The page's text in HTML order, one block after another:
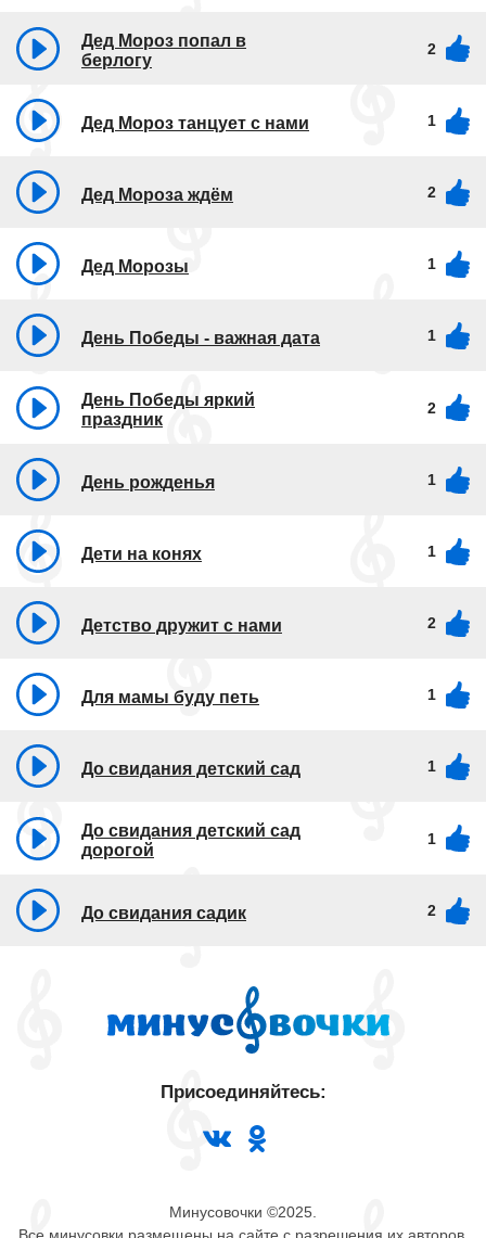
Дед Мороз попал в
берлогу
2
Дед Мороз танцует с нами 1
Дед Мороза ждём 2
Дед Морозы 1
День Победы - важная дата 1
День Победы яркий
праздник
2
День рожденья 1
Дети на конях 1
Детство дружит с нами 2
Для мамы буду петь 1
До свидания детский сад 1
До свидания детский сад
дорогой
1
До свидания садик 2
Минусовочки ©2025.
Присоединяйтесь: